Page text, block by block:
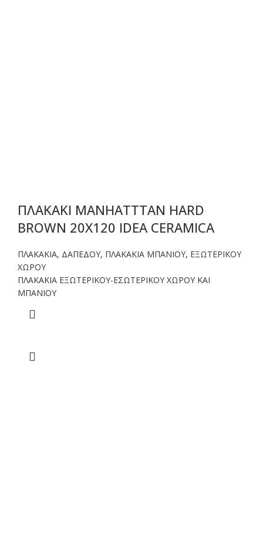
ΠΛΑΚΑΚΙ MANHATTTAN HARD
BROWN 20X120 IDEA CERAMICA
ΠΛΑΚΑΚΙΑ, ΔΑΠΕΔΟΥ, ΠΛΑΚΑΚΙΑ ΜΠΑΝΙΟΥ, ΕΞΩΤΕΡΙΚΟΥ
ΧΩΡΟΥ
ΠΛΑΚΑΚΙΑ ΕΞΩΤΕΡΙΚΟΥ-ΕΣΩΤΕΡΙΚΟΥ ΧΩΡΟΥ ΚΑΙ
ΜΠΑΝΙΟΥ